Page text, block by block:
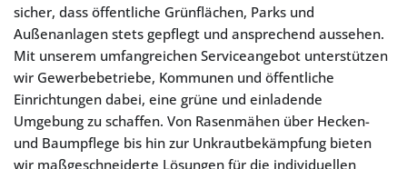
sicher, dass öffentliche Grünflächen, Parks und
Außenanlagen stets gepflegt und ansprechend aussehen.
Mit unserem umfangreichen Serviceangebot unterstützen
wir Gewerbebetriebe, Kommunen und öffentliche
Einrichtungen dabei, eine grüne und einladende
Umgebung zu schaffen. Von Rasenmähen über Hecken-
und Baumpflege bis hin zur Unkrautbekämpfung bieten
wir maßgeschneiderte Lösungen für die individuellen